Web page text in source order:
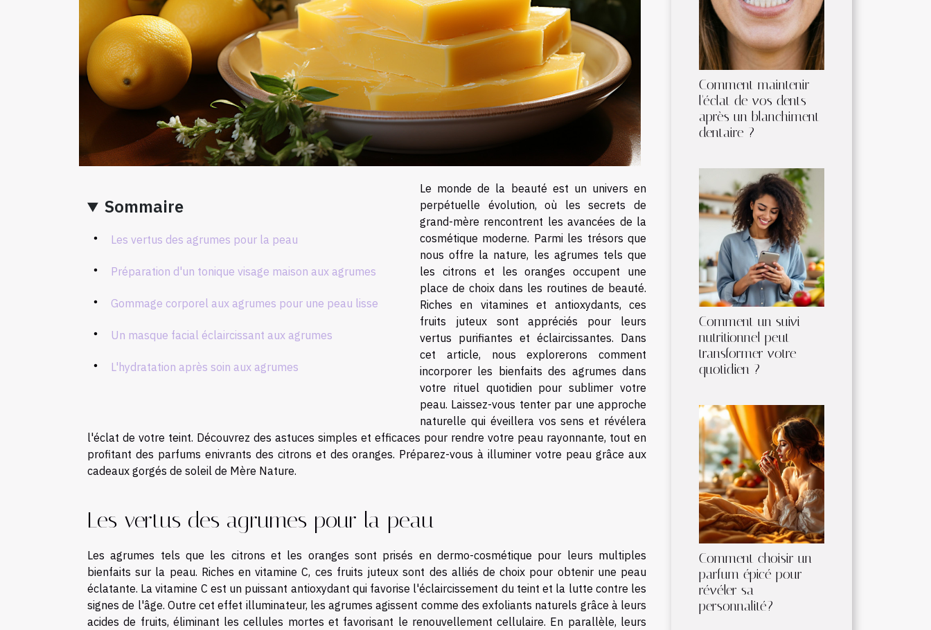
Sommaire
Les vertus des agrumes pour la peau
Préparation d'un tonique visage maison aux agrumes
Gommage corporel aux agrumes pour une peau lisse
Un masque facial éclaircissant aux agrumes
L'hydratation après soin aux agrumes
Le monde de la beauté est un univers en
perpétuelle évolution, où les secrets de
grand-mère rencontrent les avancées de la
cosmétique moderne. Parmi les trésors que
nous offre la nature, les agrumes tels que
les citrons et les oranges occupent une
place de choix dans les routines de beauté.
Riches en vitamines et antioxydants, ces
fruits juteux sont appréciés pour leurs
vertus purifiantes et éclaircissantes. Dans
cet article, nous explorerons comment
incorporer les bienfaits des agrumes dans
votre rituel quotidien pour sublimer votre
peau. Laissez-vous tenter par une approche
naturelle qui éveillera vos sens et révélera
l'éclat de votre teint. Découvrez des astuces simples et efficaces pour rendre votre peau rayonnante, tout en
profitant des parfums enivrants des citrons et des oranges. Préparez-vous à illuminer votre peau grâce aux
cadeaux gorgés de soleil de Mère Nature.
Les vertus des agrumes pour la peau
Les agrumes tels que les citrons et les oranges sont prisés en dermo-cosmétique pour leurs multiples
bienfaits sur la peau. Riches en vitamine C, ces fruits juteux sont des alliés de choix pour obtenir une peau
éclatante. La vitamine C est un puissant antioxydant qui favorise l'éclaircissement du teint et la lutte contre les
signes de l'âge. Outre cet effet illuminateur, les agrumes agissent comme des exfoliants naturels grâce à leurs
acides de fruits, éliminant les cellules mortes et favorisant le renouvellement cellulaire. En parallèle, leurs
Comment maintenir
l'éclat de vos dents
après un blanchiment
dentaire ?
Comment un suivi
nutritionnel peut
transformer votre
quotidien ?
Comment choisir un
parfum épicé pour
révéler sa
personnalité?